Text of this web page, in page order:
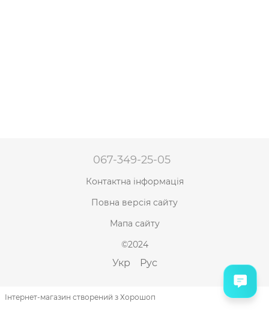
067-349-25-05
Контактна інформація
Повна версія сайту
Мапа сайту
©2024
Укр Рус
Інтернет-магазин створений з Хорошоп